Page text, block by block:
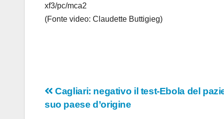
xf3/pc/mca2
(Fonte video: Claudette Buttigieg)
Navigazione
articoli
Cagliari: negativo il test-Ebola del
suo paese d’origine